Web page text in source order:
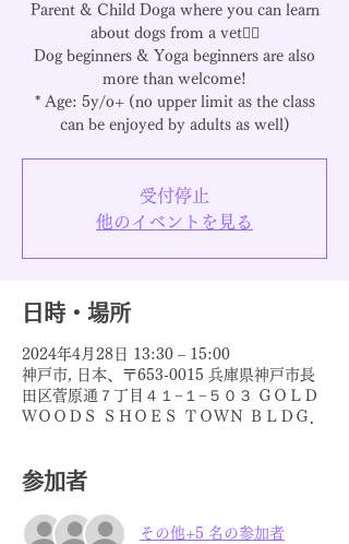
Parent & Child Doga where you can learn
about dogs from a vet🧘‍♀️
Dog beginners & Yoga beginners are also
more than welcome!
* Age: 5y/o+ (no upper limit as the class
can be enjoyed by adults as well)
受付停止
他のイベントを見る
日時・場所
2024年4月28日 13:30 – 15:00
神戸市, 日本、〒653-0015 兵庫県神戸市長
田区菅原通７丁目４１−１−５０３ ＧＯＬＤ
ＷＯＯＤＳ ＳＨＯＥＳ ＴＯＷＮ ＢＬＤＧ．
参加者
その他+5 名の参加者